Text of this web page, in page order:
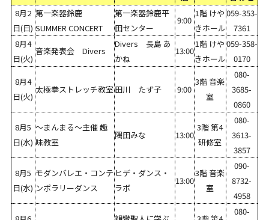
8月2
日(日)
第一楽器鈴鹿
SUMMER CONCERT
第一楽器鈴鹿平
田センター
9:00
1階 けや
きホール
059-353-
7361
8月4
日(火)
音楽発表会 Divers
Divers 長島 あ
かね
13:00
1階 けや
きホール
059-358-
0170
8月4
日(火)
太極拳ストレッチ教室田川 たず子 9:00
3階 音楽
室
080-
3685-
0860
8月5
日(水)
～まんまる～主催 趣
味教室
隅田みな 13:00
3階 第4
研修室
080-
3613-
3857
8月5
日(水)
モダンバレエ・コンテ
ンポラリーダンス
ヒデ・ダンス・
ラボ
13:00
3階 音楽
室
090-
8732-
4958
080-